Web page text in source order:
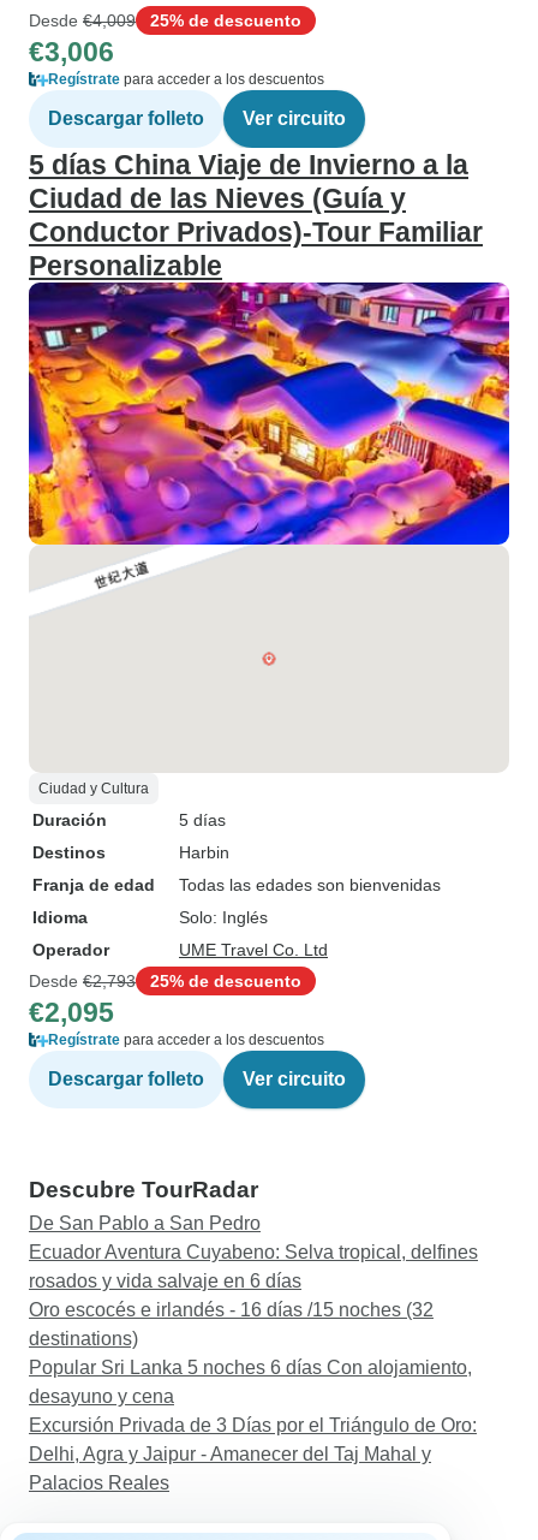
Desde €4,009 25% de descuento
€3,006
Regístrate para acceder a los descuentos
Descargar folleto Ver circuito
5 días China Viaje de Invierno a la
Ciudad de las Nieves (Guía y
Conductor Privados)-Tour Familiar
Personalizable
Ciudad y Cultura
Duración
5 días
Destinos
Harbin
Franja de edad
Todas las edades son bienvenidas
Idioma
Solo: Inglés
Operador
UME Travel Co. Ltd
Desde €2,793 25% de descuento
€2,095
Regístrate para acceder a los descuentos
Descargar folleto Ver circuito
Descubre TourRadar
De San Pablo a San Pedro
Ecuador Aventura Cuyabeno: Selva tropical, delfines
rosados y vida salvaje en 6 días
Oro escocés e irlandés - 16 días /15 noches (32
destinations)
Popular Sri Lanka 5 noches 6 días Con alojamiento,
desayuno y cena
Excursión Privada de 3 Días por el Triángulo de Oro:
Delhi, Agra y Jaipur - Amanecer del Taj Mahal y
Palacios Reales